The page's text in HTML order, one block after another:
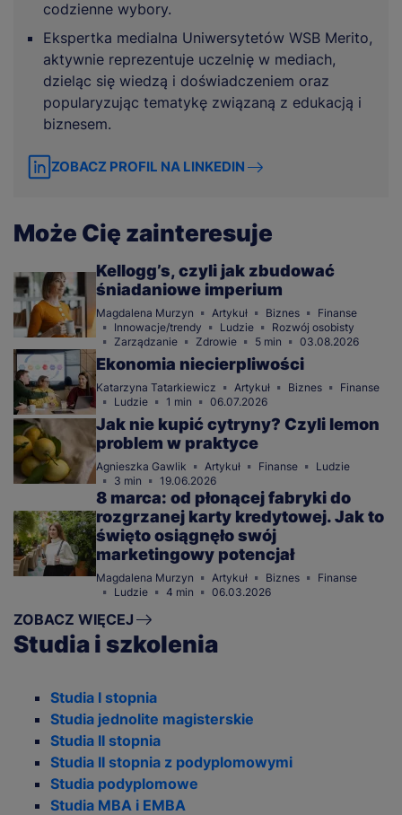
codzienne wybory.
Ekspertka medialna Uniwersytetów WSB Merito,
aktywnie reprezentuje uczelnię w mediach,
dzieląc się wiedzą i doświadczeniem oraz
popularyzując tematykę związaną z edukacją i
biznesem.
ZOBACZ PROFIL NA LINKEDIN
Może Cię zainteresuje
Kellogg’s, czyli jak zbudować
śniadaniowe imperium
Magdalena Murzyn Artykuł Biznes
Finanse
Innowacje/trendy
Ludzie
Rozwój osobisty
Zarządzanie
Zdrowie 5 min 03.08.2026
Ekonomia niecierpliwości
Katarzyna Tatarkiewicz Artykuł Biznes
Finanse
Ludzie
1 min 06.07.2026
Jak nie kupić cytryny? Czyli lemon
problem w praktyce
Agnieszka Gawlik Artykuł Finanse
Ludzie
3 min
19.06.2026
8 marca: od płonącej fabryki do
rozgrzanej karty kredytowej. Jak to
święto osiągnęło swój
marketingowy potencjał
Magdalena Murzyn Artykuł Biznes
Finanse
Ludzie
4 min 06.03.2026
ZOBACZ WIĘCEJ
Studia i szkolenia
Studia I stopnia
Studia jednolite magisterskie
Studia II stopnia
Studia II stopnia z podyplomowymi
Studia podyplomowe
Studia MBA i EMBA